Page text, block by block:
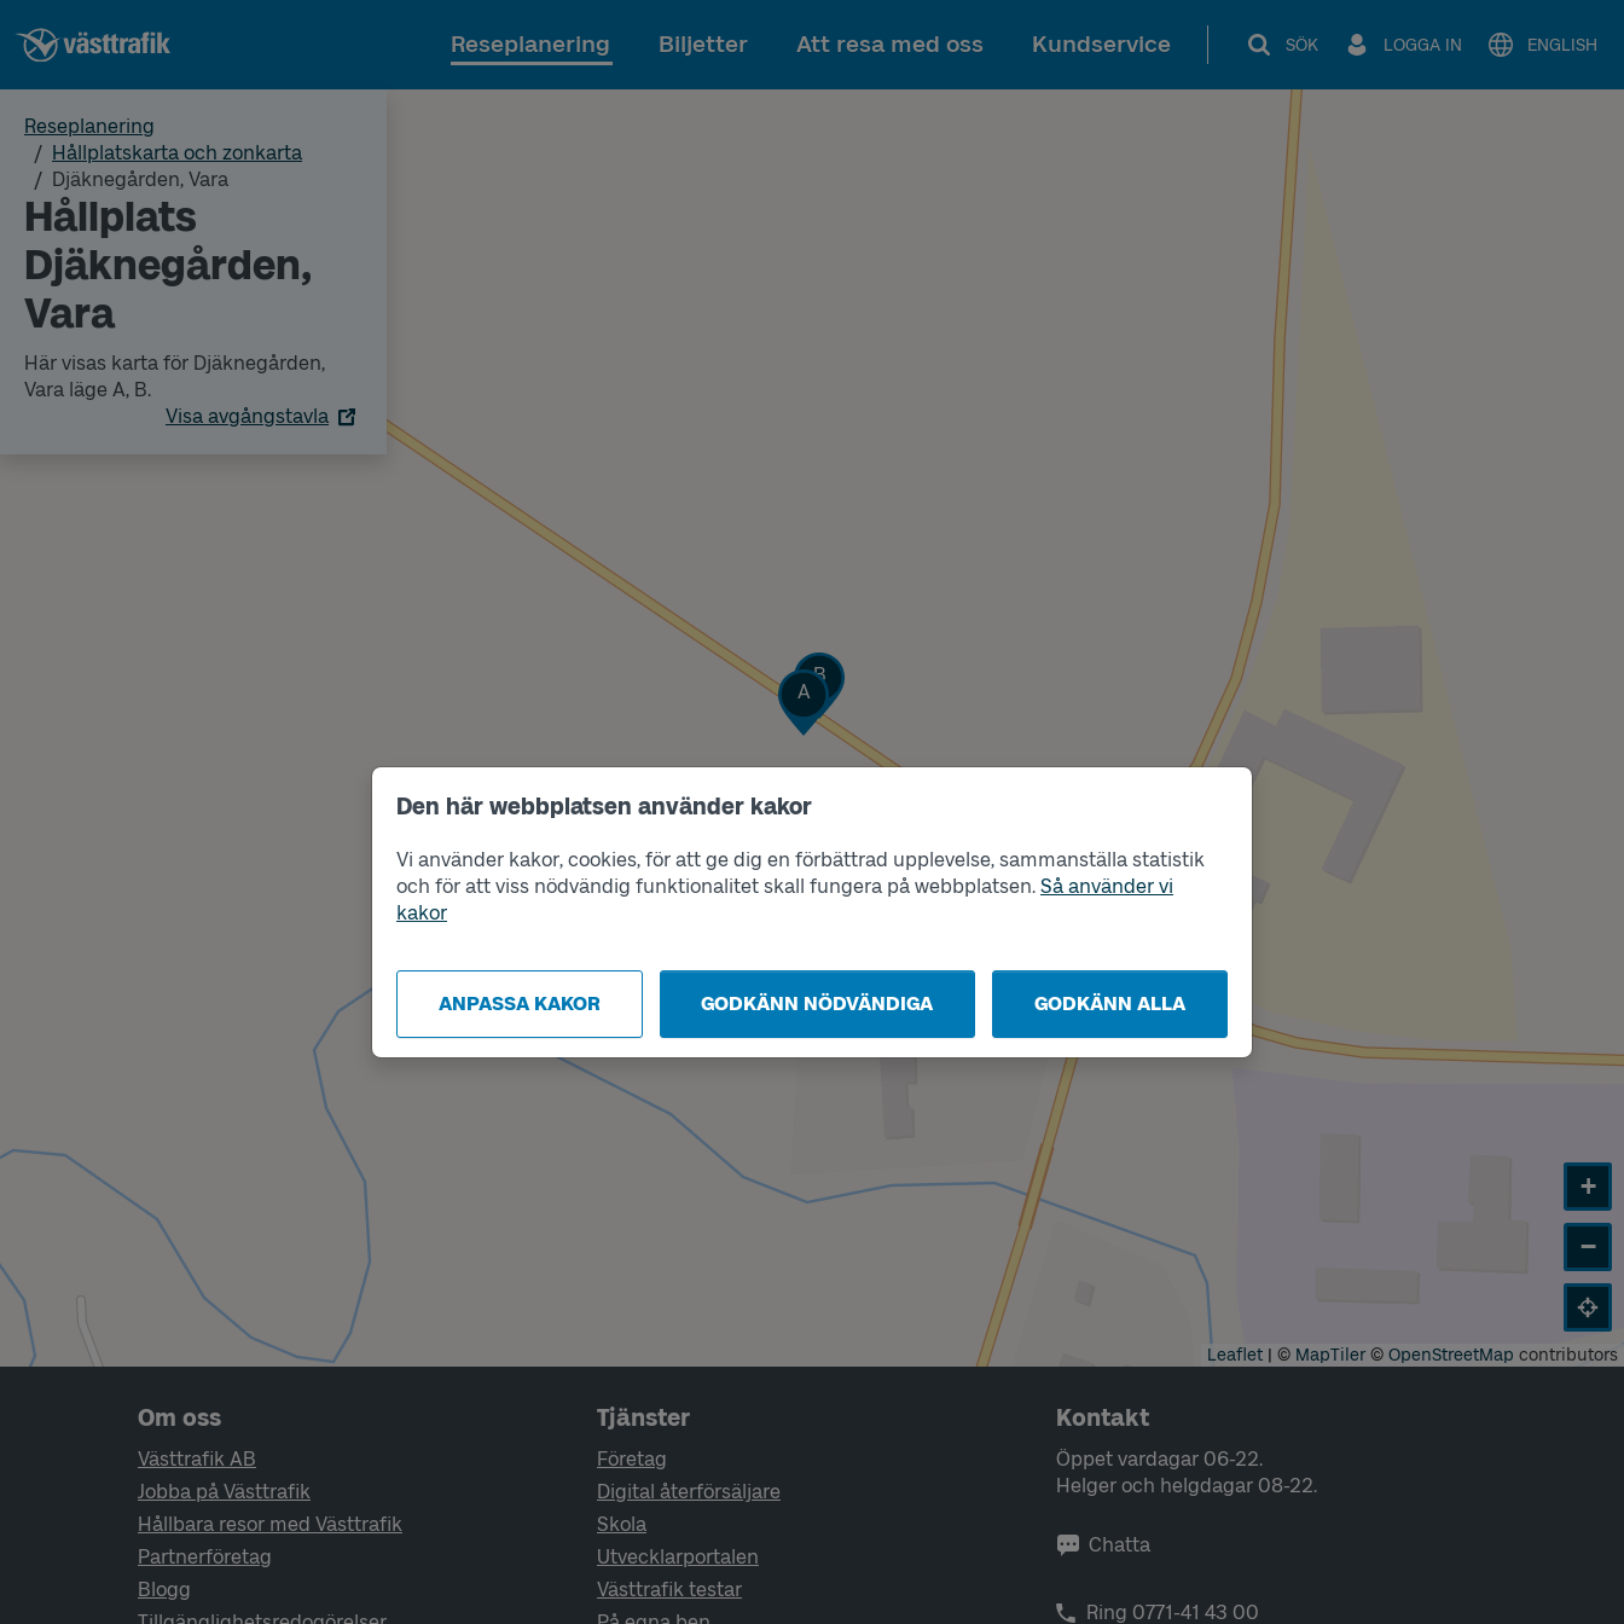
Den här webbplatsen använder kakor
Vi använder kakor, cookies, för att ge dig en förbättrad upplevelse, sammanställa statistik
och för att viss nödvändig funktionalitet skall fungera på webbplatsen. Så använder vi
kakor
ANPASSA KAKOR GODKÄNN NÖDVÄNDIGA GODKÄNN ALLA
Till innehållet
Reseplanering Biljetter Att resa med oss Kundservice SÖK LOGGA IN ENGLISH
Reseplanering
Hållplatskarta och zonkarta
Djäknegården, Vara
Hållplats
Djäknegården,
Vara
Här visas karta för Djäknegården,
Vara läge A, B.
Visa avgångstavla
Läge
A
Läge
B
+
−
Leaflet | © MapTiler© OpenStreetMap contributors
Sidfotsnavigering
Om oss
Västtrafik AB
Jobba på Västtrafik
Hållbara resor med Västtrafik
Partnerföretag
Blogg
Tjänster
Företag
Digital återförsäljare
Skola
Utvecklarportalen
Västtrafik testar
Kontakt
Öppet vardagar 06-22.
Helger och helgdagar 08-22.
Chatta
Ring 0771-41 43 00